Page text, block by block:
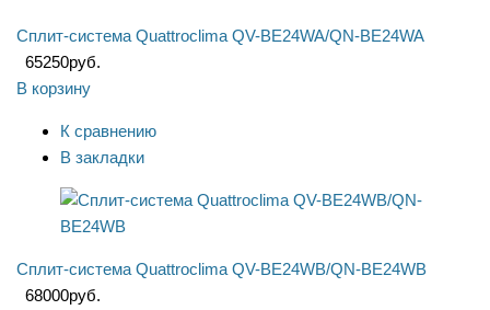
Сплит-система Quattroclima QV-BE24WA/QN-BE24WA
65250руб.
В корзину
К сравнению
В закладки
Сплит-система Quattroclima QV-BE24WB/QN-BE24WB
68000руб.